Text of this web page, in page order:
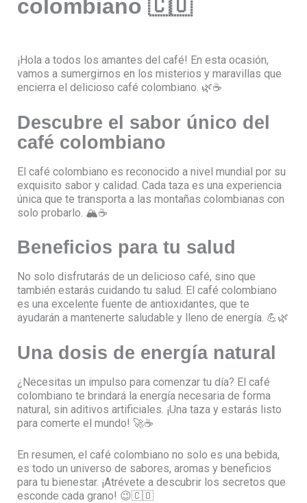
colombiano 🇨🇴
¡Hola a todos los amantes del café! En esta ocasión,
vamos a sumergirnos en los misterios y maravillas que
encierra el delicioso café colombiano. 🌿☕️
Descubre el sabor único del
café colombiano
El café colombiano es reconocido a nivel mundial por su
exquisito sabor y calidad. Cada taza es una experiencia
única que te transporta a las montañas colombianas con
solo probarlo. 🏔️☕️
Beneficios para tu salud
No solo disfrutarás de un delicioso café, sino que
también estarás cuidando tu salud. El café colombiano
es una excelente fuente de antioxidantes, que te
ayudarán a mantenerte saludable y lleno de energía. 💪🌿
Una dosis de energía natural
¿Necesitas un impulso para comenzar tu día? El café
colombiano te brindará la energía necesaria de forma
natural, sin aditivos artificiales. ¡Una taza y estarás listo
para comerte el mundo! 🚀☕️
En resumen, el café colombiano no solo es una bebida,
es todo un universo de sabores, aromas y beneficios
para tu bienestar. ¡Atrévete a descubrir los secretos que
esconde cada grano! 😉🇨🇴